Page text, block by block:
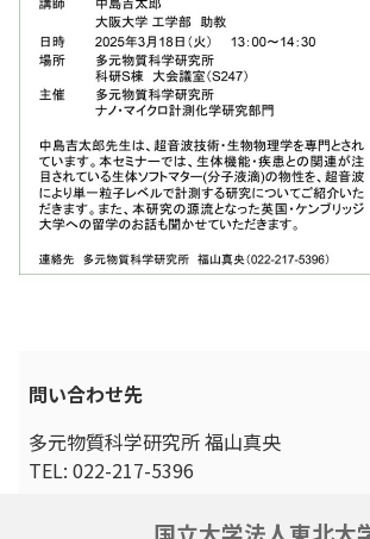
問い合わせ先
多元物質科学研究所 福山真央
TEL: 022-217-5396
国立大学法人東北大